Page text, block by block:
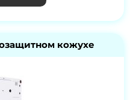
кожухе